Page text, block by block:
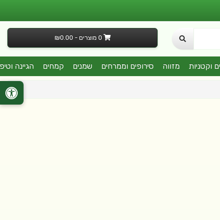
0 מוצרים - ₪0.00
וקטניות מזווה סירופים וממרחים שמנים קמחים הגיינה